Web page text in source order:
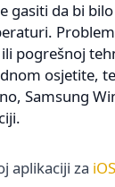
gasiti da bi
pogrešnoj
osjetite,
Samsung
aplikaciji za iOS